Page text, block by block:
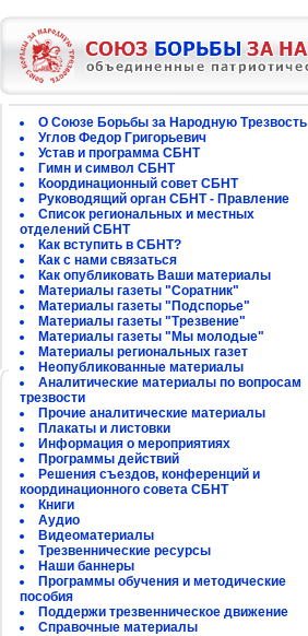
О Союзе Борьбы за Народную Трезвость
Углов Федор Григорьевич
Устав и программа СБНТ
Гимн и символ СБНТ
Координационный совет СБНТ
Руководящий орган СБНТ - Правление
Список региональных и местных
отделений СБНТ
Как вступить в СБНТ?
Как с нами связаться
Как опубликовать Ваши материалы
Материалы газеты "Соратник"
Материалы газеты "Подспорье"
Материалы газеты "Трезвение"
Материалы газеты "Мы молодые"
Материалы региональных газет
Неопубликованные материалы
Аналитические материалы по вопросам
трезвости
Прочие аналитические материалы
Плакаты и листовки
Информация о мероприятиях
Программы действий
Решения съездов, конференций и
координационного совета СБНТ
Книги
Аудио
Видеоматериалы
Трезвеннические ресурсы
Наши баннеры
Программы обучения и методические
пособия
Поддержи трезвенническое движение
Справочные материалы